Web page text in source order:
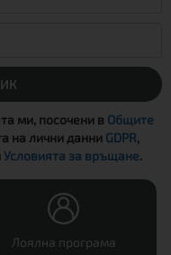
ми, посочени в Общите
на лични данни GDPR,
Условията за връщане.
Лоялна програма